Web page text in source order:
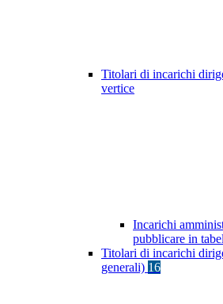
Titolari di incarichi
vertice
Incarichi
pubblicare in
Titolari di incarichi
generali) 16